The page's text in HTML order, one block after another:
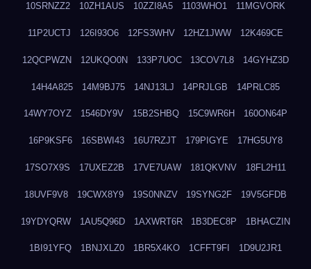
10SRNZZ2 10ZH1AUS 10ZZI8A5 1103WHO1 11MGVORK
11P2UCTJ 126I93O6 12FS3WHV 12HZ1JWW 12K469CE
12QCPWZN 12UKQO0N 133P7UOC 13COV7L8 14GYHZ3D
14H4A825 14M9BJ75 14NJ13LJ 14PRJLGB 14PRLC85
14WY7OYZ 1546DY9V 15B2SHBQ 15C9WR6H 160ON64P
16P9KSF6 16SBWI43 16U7RZJT 179PIGYE 17HG5UY8
17SO7X9S 17UXEZ2B 17VE7UAW 181QKVNV 18FL2H11
18UVF9V8 19CWX8Y9 19S0NNZV 19SYNG2F 19V5GFDB
19YDYQRW 1AU5Q96D 1AXWRT6R 1B3DEC8P 1BHACZIN
1BI91YFQ 1BNJXLZ0 1BR5X4KO 1CFFT9FI 1D9U2JR1